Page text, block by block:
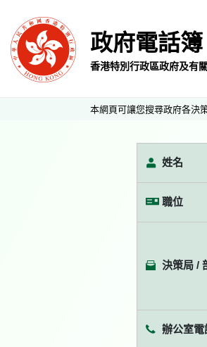
政府電話簿
香港特別行政區政府及有
本網頁可讓您搜尋政府各決
姓名
職位
決策局 /
辦公室電